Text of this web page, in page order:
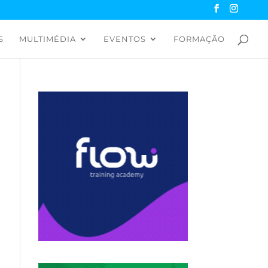
MULTIMÉDIA EVENTOS FORMAÇÃO